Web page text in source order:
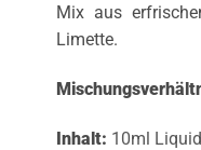
Mix aus
Limette.
Inhalt: 10ml Liquid